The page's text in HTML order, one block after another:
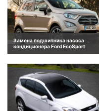
Замена подшипника насоса
кондиционера Ford EcoSport